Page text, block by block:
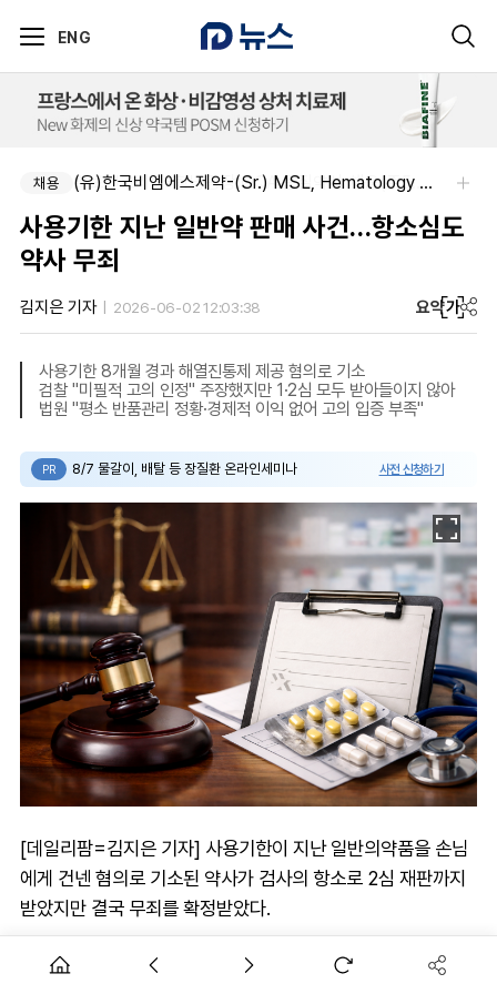
ENG
채용 알보젠코리아-향남공장 OQA 품질약사 채용(주5일/파트타임 가능)
채용 (유)한국비엠에스제약-(Sr.) MSL, Hematology (Permanent)
사용기한 지난 일반약 판매 사건…항소심도
약사 무죄
김지은 기자 2026-06-02 12:03:38 요약가
사용기한 8개월 경과 해열진통제 제공 혐의로 기소
검찰 "미필적 고의 인정" 주장했지만 1·2심 모두 받아들이지 않아
법원 "평소 반품관리 정황·경제적 이익 없어 고의 입증 부족"
PR 8/7 물갈이, 배탈 등 장질환 온라인세미나 사전 신청하기
[데일리팜=김지은 기자] 사용기한이 지난 일반의약품을 손님
에게 건넨 혐의로 기소된 약사가 검사의 항소로 2심 재판까지
받았지만 결국 무죄를 확정받았다.
재판부는 유효기한 경과 의약품 판매 자체는 약사법 위반 소지